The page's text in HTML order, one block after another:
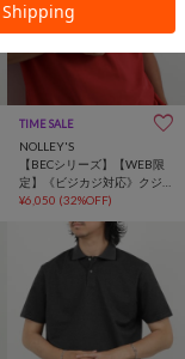
TIME SALE
NOLLEY'S
【BECシリーズ】【WEB限
定】《ビジカジ対応》クジ
ラ刺繍 ドライカノコユーテ
¥6,050 (32%OFF)